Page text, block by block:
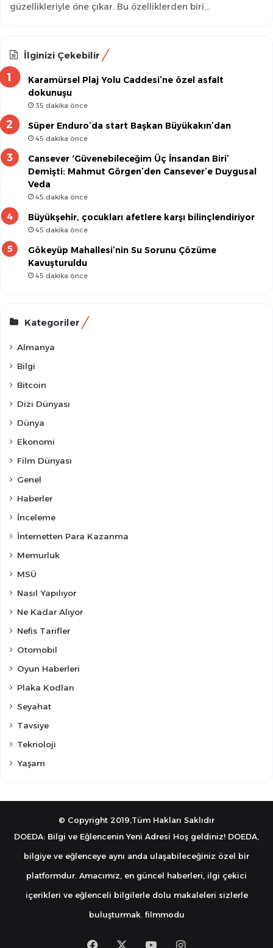
güzellikleriyle öne çıkar. Bu özelliklerden biri…
İlginizi Çekebilir
Karamürsel Plaj Yolu Caddesi’ne özel asfalt
dokunuşu
35 dakika önce
Süper Enduro’da start Başkan Büyükakın’dan
45 dakika önce
Cansever ‘Güvenebileceğim Üç İnsandan Biri’
Demişti: Mahmut Görgen’den Cansever’e Duygusal
Veda
45 dakika önce
Büyükşehir, çocukları afetlere karşı bilinçlendiriyor
45 dakika önce
Gökeyüp Mahallesi’nin Su Sorunu Çözüme
Kavuşturuldu
45 dakika önce
Kategoriler
Almanya
Bilgi
Bitcoin
Dizi Dünyası
Dünya
Ekonomi
Film Dünyası
Genel
Haberler
İnceleme
İnternetten Para Kazanma
Memurluk
MSÜ
Nasıl Yapılıyor
Ne Kadar Alıyor
Nefis Tarifler
Otomobil
Oyun Haberleri
Plaka Kodları
Seyahat
Tavsiye
Teknoloji
Yaşam
© Copyright 2019,Tüm Hakları Saklıdır
DOEDA: Bilgi ve Eğlencenin Yeni Adresi Hoş geldiniz! DOEDA,
bilgiye ve eğlenceye aynı anda ulaşabileceğiniz özel bir
platformdur. Amacımız, en güncel haberleri, ilgi çekici
içerikleri ve eğlenceli bilgilerle dolu makaleleri sizlerle
buluşturmak. filmmodu
FacebookYouTubeInstagram